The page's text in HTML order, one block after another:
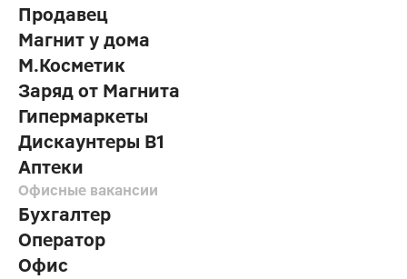
Продавец
Магнит у дома
М.Косметик
Заряд от Магнита
Гипермаркеты
Дискаунтеры В1
Аптеки
Офисные вакансии
Бухгалтер
Оператор
Офис